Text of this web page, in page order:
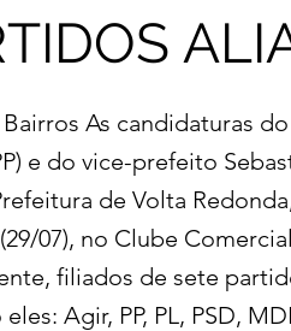
As candidaturas
e do vice-prefeito
de Volta
07), no Clube
filiados de sete
Agir, PP, PL, PSD,